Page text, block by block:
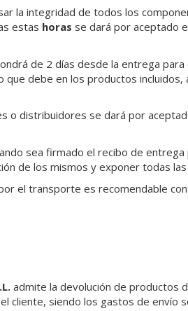
la integridad de todos los
estas horas se dará por aceptado
de 2 días desde la entrega
debe en los productos
o distribuidores se dará por
sea firmado el recibo de
de los mismos y exponer todas
el transporte es recomendable
admite la devolución de productos
cliente, siendo los gastos de